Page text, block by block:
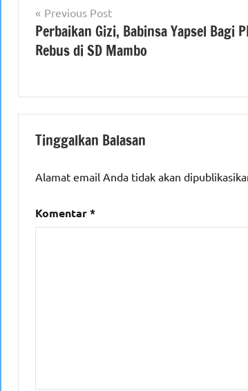
Navigasi
pos
Previous Post
Perbaikan Gizi, Babinsa Yapsel Bagi
Rebus di SD Mambo
Tinggalkan Balasan
Alamat email Anda tidak akan
Komentar*